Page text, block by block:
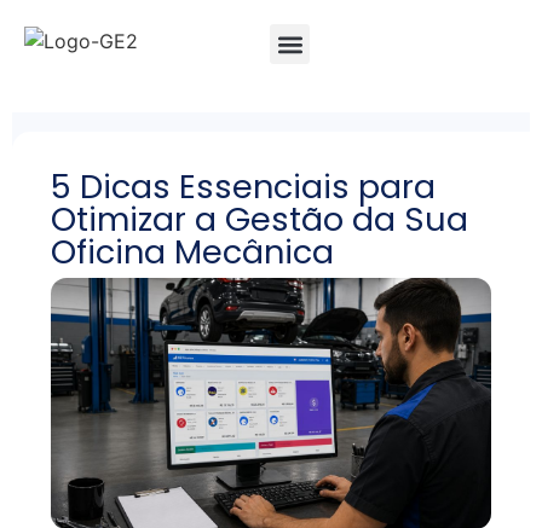
5 Dicas Essenciais para
Otimizar a Gestão da Sua
Oficina Mecânica